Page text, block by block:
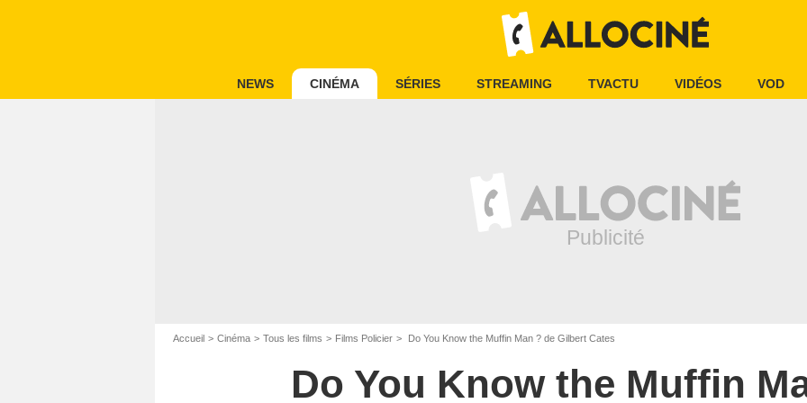
NEWS CINÉMA SÉRIES STREAMING TVACTU VIDÉOS VOD
Accueil Cinéma Tous les films Films Policier Do You Know the Muffin Man ? de Gilbert Cates
Do You Know the Muffin